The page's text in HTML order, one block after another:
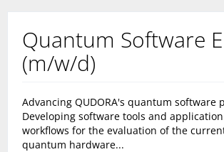
Quantum Software
(m/w/d)
Advancing QUDORA's quantum software
Developing software tools and
workflows for the evaluation of the
quantum hardware...